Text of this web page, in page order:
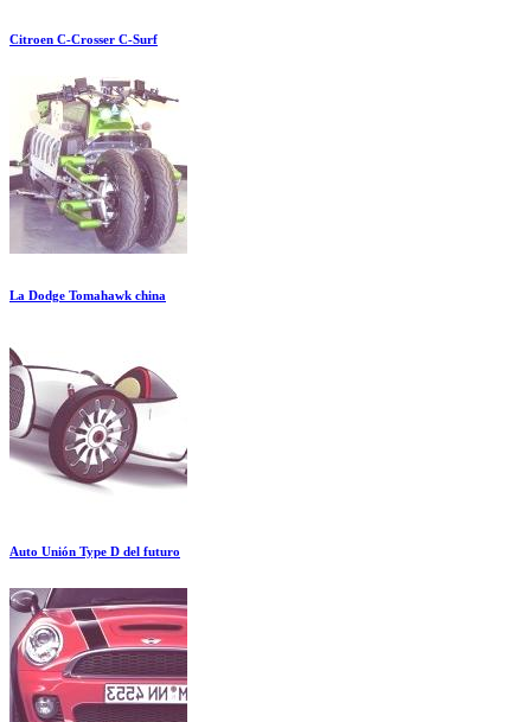
Citroen C-Crosser C-Surf
La Dodge Tomahawk china
Auto Unión Type D del futuro